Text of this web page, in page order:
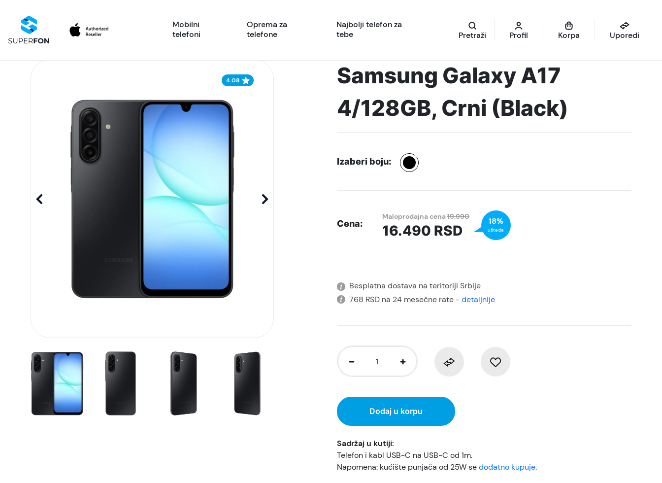
Mobilni
telefoni
Oprema za
telefone
Najbolji telefon za
tebe
Pretraži Profil Korpa Uporedi
4.08
Samsung Galaxy A17
4/128GB, Crni (Black)
Izaberi boju:
Cena:
Maloprodajna cena19.990
16.490 RSD
18%
uštede
Besplatna dostava na teritoriji Srbije
768 RSD na 24 mesečne rate- detaljnije
Dodaj u korpu
Sadržaj u kutiji:
Telefon i kabl USB-C na USB-C od 1m.
Napomena: kućište punjača od 25W sedodatno kupuje.